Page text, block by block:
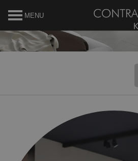
MENU